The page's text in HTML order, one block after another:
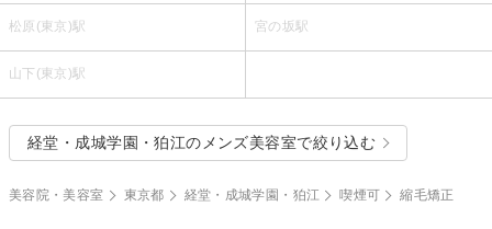
松原(東京)駅 宮の坂駅
山下(東京)駅
経堂・成城学園・狛江のメンズ美容室で絞り込む
美容院・美容室 東京都 経堂・成城学園・狛江 喫煙可 縮毛矯正